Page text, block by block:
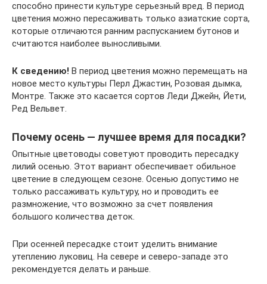
способно принести культуре серьезный вред. В период
цветения можно пересаживать только азиатские сорта,
которые отличаются ранним распусканием бутонов и
считаются наиболее выносливыми.
К сведению! В период цветения можно перемещать на
новое место культуры Перл Джастин, Розовая дымка,
Монтре. Также это касается сортов Леди Джейн, Йети,
Ред Вельвет.
Почему осень — лучшее время для посадки?
Опытные цветоводы советуют проводить пересадку
лилий осенью. Этот вариант обеспечивает обильное
цветение в следующем сезоне. Осенью допустимо не
только рассаживать культуру, но и проводить ее
размножение, что возможно за счет появления
большого количества деток.
При осенней пересадке стоит уделить внимание
утеплению луковиц. На севере и северо-западе это
рекомендуется делать и раньше.